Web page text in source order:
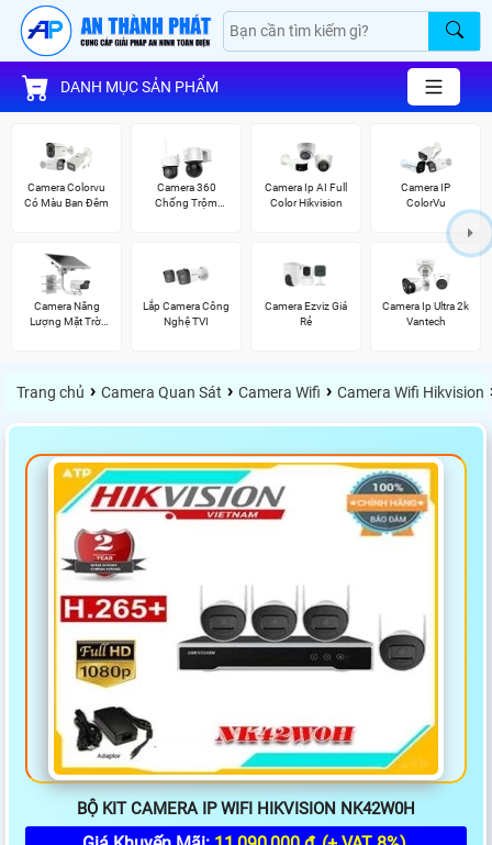
DANH MỤC SẢN PHẨM
Camera Colorvu
Có Màu Ban Đêm
Camera 360
Chống Trộm
Camera Ip AI Full
Color Hikvision
Camera IP
ColorVu
Camera Năng
Lượng Mặt Trời
Lắp Camera Công
Nghệ TVI
Camera Ezviz Giá
Rẻ
Camera Ip Ultra 2k
Vantech
Trang chủ › Camera Quan Sát › Camera Wifi › Camera Wifi Hikvision
BỘ KIT CAMERA IP WIFI HIKVISION NK42W0H